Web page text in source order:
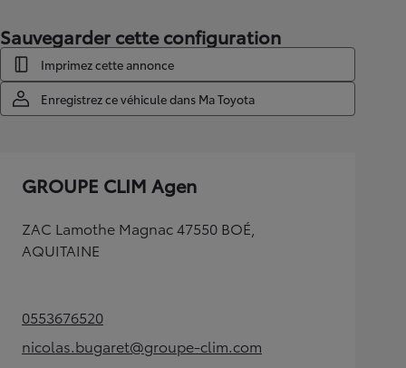
Sauvegarder cette configuration
Imprimez cette annonce
Enregistrez ce véhicule dans Ma Toyota
GROUPE CLIM Agen
ZAC Lamothe Magnac 47550 BOÉ,
AQUITAINE
0553676520(Opens in new tab)
nicolas.bugaret@groupe-clim.com
(Opens in new tab)